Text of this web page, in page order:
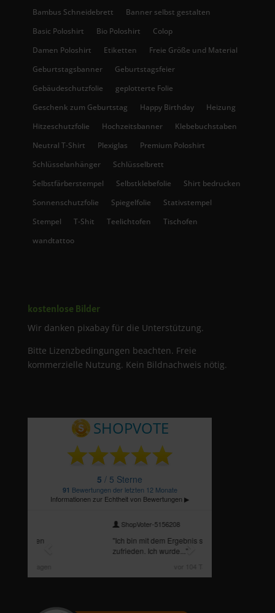
Bambus Schneidebrett
Banner selbst gestalten
Basic Poloshirt
Bio Poloshirt
Colop
Damen Poloshirt
Etiketten
Freie Größe und Material
Geburtstagsbanner
Geburtstagsfeier
Gebäudeschutzfolie
geplotterte Folie
Geschenk zum Geburtstag
Happy Birthday
Heizung
Hitzeschutzfolie
Hochzeitsbanner
Klebebuchstaben
Neutral T-Shirt
Plexiglas
Premium Poloshirt
Schlüsselanhänger
Schlüsselbrett
Selbstfärberstempel
Selbstklebefolie
Shirt bedrucken
Sonnenschutzfolie
Spiegelfolie
Stativstempel
Stempel
T-Shit Teelichtofen
Tischofen
wandtattoo
kostenlose Bilder
Wir danken pixabay für die Unterstützung.
Bitte Lizenzbedingungen beachten. Freie
kommerzielle Nutzung. Kein Bildnachweis nötig.